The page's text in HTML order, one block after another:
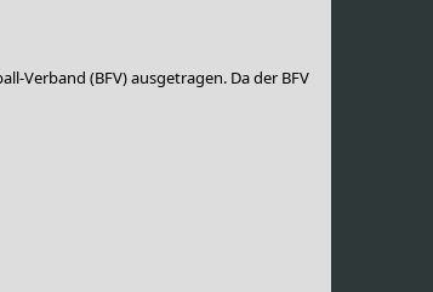
Verband (BFV) ausgetragen. Da der BFV